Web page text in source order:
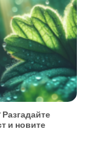
и новите